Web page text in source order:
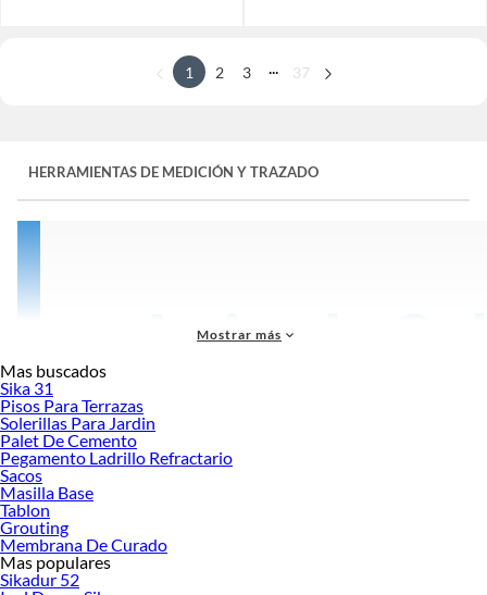
1 2 3 37
HERRAMIENTAS DE MEDICIÓN Y TRAZADO
Las herramientas de
de construcción, carpintería, instalaciones eléctricas o remodelaciones. Ya sea
Mostrar más
Mas buscados
Sika 31
Pisos Para Terrazas
Solerillas Para Jardin
Palet De Cemento
Pegamento Ladrillo Refractario
Sacos
Masilla Base
Tablon
Grouting
Membrana De Curado
Mas populares
Sikadur 52